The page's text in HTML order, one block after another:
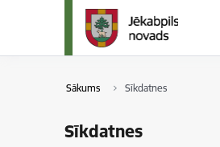
Pāriet uz lapas saturu
Sākums Sīkdatnes
Sīkdatnes